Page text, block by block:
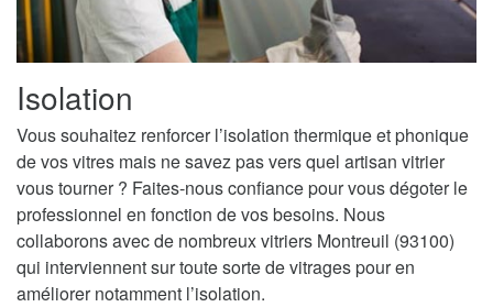
Isolation
Vous souhaitez renforcer l’isolation thermique et phonique
de vos vitres mais ne savez pas vers quel artisan vitrier
vous tourner ? Faites-nous confiance pour vous dégoter le
professionnel en fonction de vos besoins. Nous
collaborons avec de nombreux vitriers Montreuil (93100)
qui interviennent sur toute sorte de vitrages pour en
améliorer notamment l’isolation.